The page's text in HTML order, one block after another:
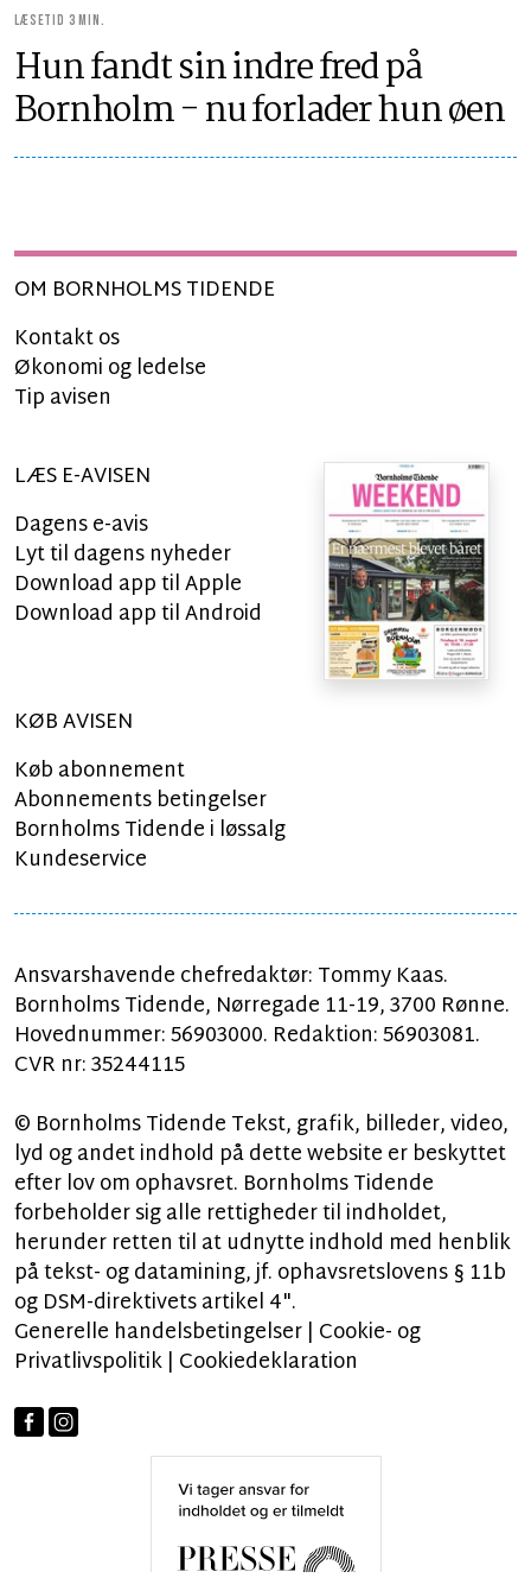
LÆSETID 3 MIN.
Hun fandt sin indre fred på
Bornholm - nu forlader hun øen
OM BORNHOLMS TIDENDE
Kontakt os
Økonomi og ledelse
Tip avisen
LÆS E-AVISEN
Dagens e-avis
Lyt til dagens nyheder
Download app til Apple
Download app til Android
KØB AVISEN
Køb abonnement
Abonnements betingelser
Bornholms Tidende i løssalg
Kundeservice
Ansvarshavende chefredaktør: Tommy Kaas.
Bornholms Tidende, Nørregade 11-19, 3700 Rønne.
Hovednummer: 56903000. Redaktion: 56903081.
CVR nr: 35244115
© Bornholms Tidende Tekst, grafik, billeder, video,
lyd og andet indhold på dette website er beskyttet
efter lov om ophavsret. Bornholms Tidende
forbeholder sig alle rettigheder til indholdet,
herunder retten til at udnytte indhold med henblik
på tekst- og datamining, jf. ophavsretslovens § 11b
og DSM-direktivets artikel 4".
Generelle handelsbetingelser| Cookie- og
Privatlivspolitik| Cookiedeklaration